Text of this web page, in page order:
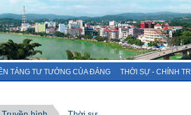
TẢNG TƯ TƯỞNG CỦA ĐẢNG THỜI SỰ - CHÍNH TRỊ